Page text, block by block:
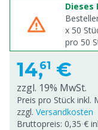
x 50
pro 50
14,61 €
zzgl. 19% MwSt.
Preis pro Stück inkl.
zzgl. Versandkosten
Bruttopreis: 0,35 €